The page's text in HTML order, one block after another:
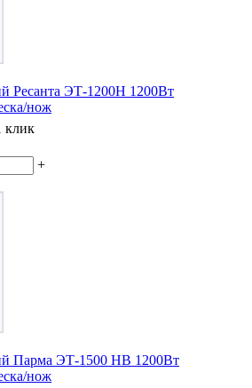
Ресанта ЭТ-1200Н 1200Вт
нож
клик
+
Парма ЭТ-1500 НВ 1200Вт
нож